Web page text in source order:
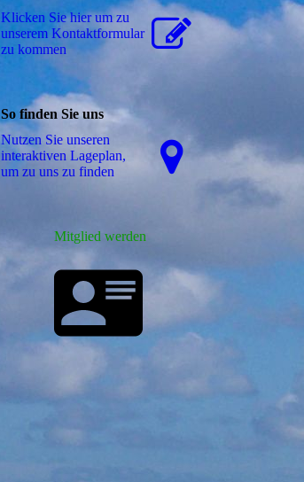
Klicken Sie hier um zu
unserem Kon­takt­for­mu­lar
zu kommen
So finden Sie uns
Nutzen Sie unseren
interaktiven La­ge­plan,
um zu uns zu finden
Mitglied werden